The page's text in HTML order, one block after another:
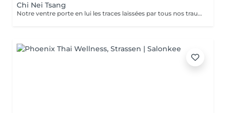
Chi Nei Tsang
Notre ventre porte en lui les traces laissées par tous nos traumatismes et nos secrets les plus intimes. Le Chi Nei Tsang, branche du Qi Gong, consiste justement à masser en profondeur l'abdomen pour y libérer les énergies négatives." L'objectif de ce massage ? Libérer les blocages énergétiques, réduire les tensions et favoriser la circulation de l'énergie vitale, ou "chi", dans le corps. En médecine traditionnelle chinoise, le ventre est vu comme l'organe du pur et de l'impur, ce qui peut créer des blocages énergétiques. Cette méthode permet d'améliorer le bien-être général de notre corps et de notre esprit par la stimulation de points d'énergie. En plus d'agir sur les émotions, le massage peut également aider à détendre les muscles et à soulager les troubles digestifs comme les ballonnements, la constipation, les douleurs abdominales, Ne convient pas aux femme enceintes